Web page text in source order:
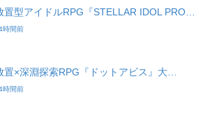
置型アイドルRPG『STELLAR IDOL PRO…
時間前
置×深淵探索RPG『ドットアビス』大…
時間前